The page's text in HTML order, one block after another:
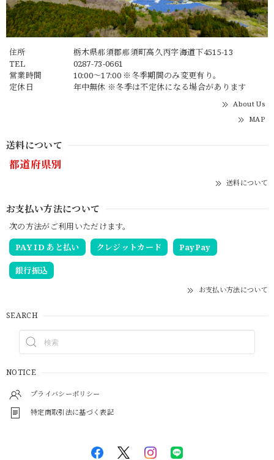
住所
栃木県那須郡那須町高久丙字海道下4515-13
TEL
0287-73-0661
営業時間
10:00～17:00 ※冬季期間のみ変更有り。
定休日
年中無休 ※冬季は不定休になる場合があります
About Us
MAP
送料について
都道府県別
送料について
お支払い方法について
次の方法がご利用いただけます。
PAY ID あと払い
クレジットカード PayPay
銀行振込
お支払い方法について
SEARCH
NOTICE
プライバシーポリシー
特定商取引法に基づく表記